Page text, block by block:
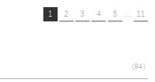
1 2 3 4 5 .... 11
94